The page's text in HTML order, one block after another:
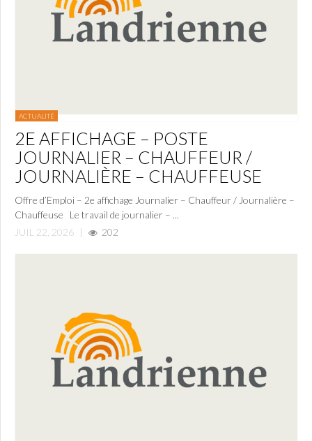
ACTUALITÉ
2E AFFICHAGE – POSTE
JOURNALIER – CHAUFFEUR /
JOURNALIÈRE – CHAUFFEUSE
Offre d’Emploi – 2e affichage Journalier – Chauffeur / Journalière –
Chauffeuse Le travail de journalier – ...
JUIL 22, 2026 | 202